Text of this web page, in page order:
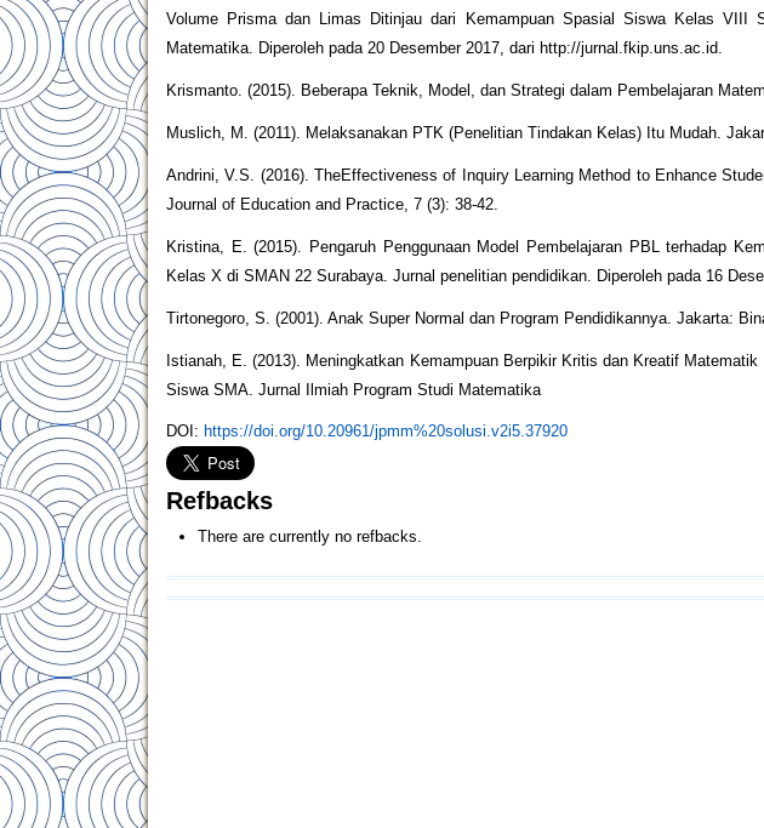
Volume Prisma dan Limas Ditinjau dari Kemampuan Spasial Siswa Kelas VIII
Matematika. Diperoleh pada 20 Desember 2017, dari http://jurnal.fkip.uns.ac.id.
Krismanto. (2015). Beberapa Teknik, Model, dan Strategi dalam Pembelajaran
Muslich, M. (2011). Melaksanakan PTK (Penelitian Tindakan Kelas) Itu Mudah.
Andrini, V.S. (2016). TheEffectiveness of Inquiry Learning Method to Enhance
Journal of Education and Practice, 7 (3): 38-42.
Kristina, E. (2015). Pengaruh Penggunaan Model Pembelajaran PBL terhadap
Kelas X di SMAN 22 Surabaya. Jurnal penelitian pendidikan. Diperoleh pada 16
Tirtonegoro, S. (2001). Anak Super Normal dan Program Pendidikannya. Jakarta:
Istianah, E. (2013). Meningkatkan Kemampuan Berpikir Kritis dan Kreatif
Siswa SMA. Jurnal Ilmiah Program Studi Matematika
DOI: https://doi.org/10.20961/jpmm%20solusi.v2i5.37920
Refbacks
There are currently no refbacks.